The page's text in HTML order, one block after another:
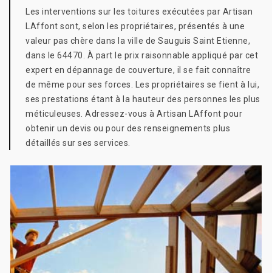
Les interventions sur les toitures exécutées par Artisan
LAffont sont, selon les propriétaires, présentés à une
valeur pas chère dans la ville de Sauguis Saint Etienne,
dans le 64470. À part le prix raisonnable appliqué par cet
expert en dépannage de couverture, il se fait connaître
de même pour ses forces. Les propriétaires se fient à lui,
ses prestations étant à la hauteur des personnes les plus
méticuleuses. Adressez-vous à Artisan LAffont pour
obtenir un devis ou pour des renseignements plus
détaillés sur ses services.